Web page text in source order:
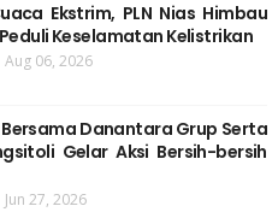
Ekstrim, PLN Nias Himbau
Keselamatan Kelistrikan
Aug 06, 2026
Bersama Danantara Grup Serta
Gelar Aksi Bersih-bersih
Jun 27, 2026